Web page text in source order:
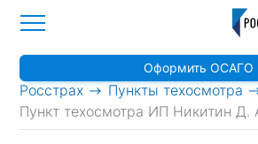
Росстрах > Пункты техосмотра
Пункт техосмотра ИП Никитин Д.
Оформить ОСАГО